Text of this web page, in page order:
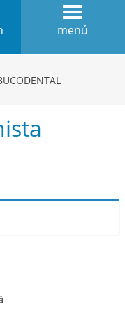
menú